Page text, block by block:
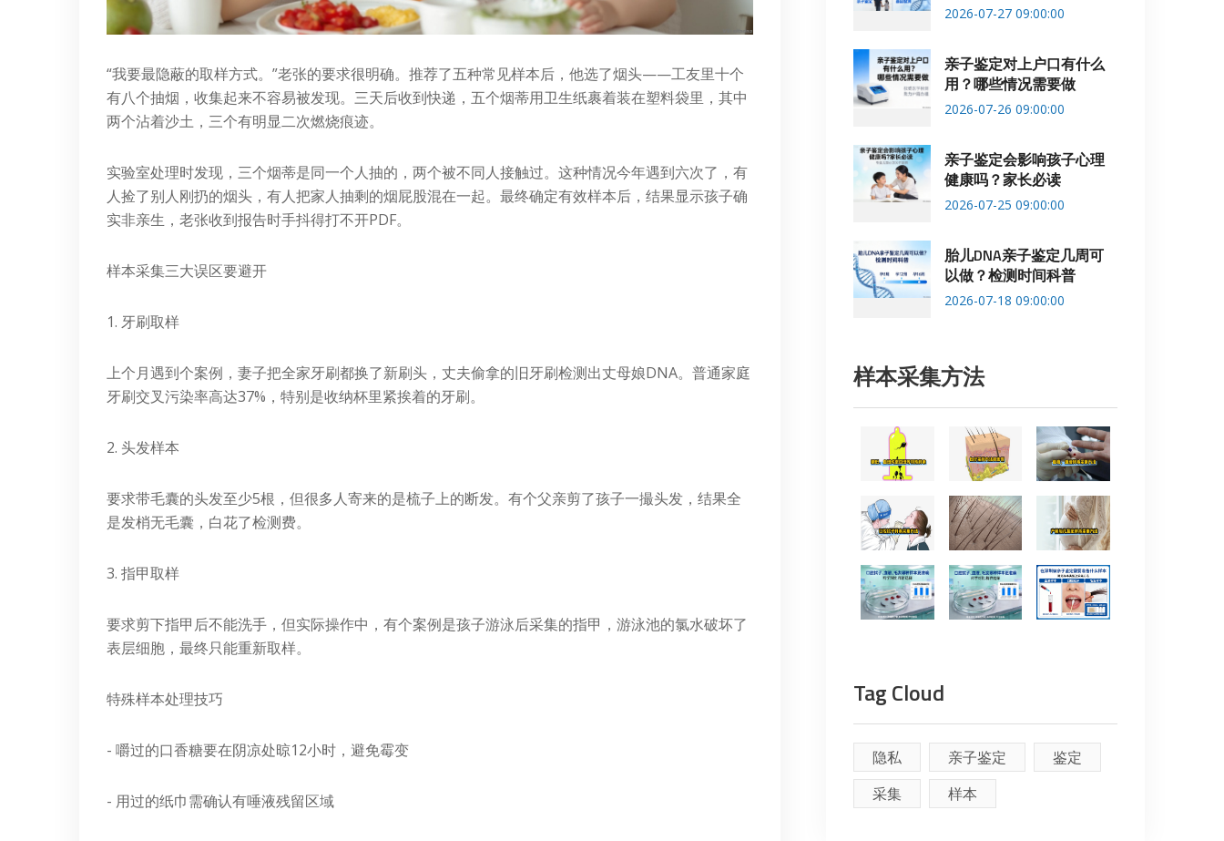
“我要最隐蔽的取样方式。”老张的要求很明确。推荐了五种常见样本后，他选了烟头——工友里十个
有八个抽烟，收集起来不容易被发现。三天后收到快递，五个烟蒂用卫生纸裹着装在塑料袋里，其中
两个沾着沙土，三个有明显二次燃烧痕迹。
实验室处理时发现，三个烟蒂是同一个人抽的，两个被不同人接触过。这种情况今年遇到六次了，有
人捡了别人刚扔的烟头，有人把家人抽剩的烟屁股混在一起。最终确定有效样本后，结果显示孩子确
实非亲生，老张收到报告时手抖得打不开PDF。
样本采集三大误区要避开
1. 牙刷取样
上个月遇到个案例，妻子把全家牙刷都换了新刷头，丈夫偷拿的旧牙刷检测出丈母娘DNA。普通家庭
牙刷交叉污染率高达37%，特别是收纳杯里紧挨着的牙刷。
2. 头发样本
要求带毛囊的头发至少5根，但很多人寄来的是梳子上的断发。有个父亲剪了孩子一撮头发，结果全
是发梢无毛囊，白花了检测费。
3. 指甲取样
要求剪下指甲后不能洗手，但实际操作中，有个案例是孩子游泳后采集的指甲，游泳池的氯水破坏了
表层细胞，最终只能重新取样。
特殊样本处理技巧
- 嚼过的口香糖要在阴凉处晾12小时，避免霉变
- 用过的纸巾需确认有唾液残留区域
2026-07-27 09:00:00
亲子鉴定对上户口有什么
用？哪些情况需要做
2026-07-26 09:00:00
亲子鉴定会影响孩子心理
健康吗？家长必读
2026-07-25 09:00:00
胎儿DNA亲子鉴定几周可
以做？检测时间科普
2026-07-18 09:00:00
样本采集方法
Tag Cloud
隐私 亲子鉴定
鉴定
采集
样本